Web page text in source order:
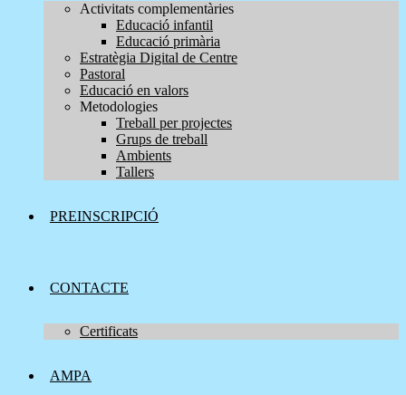
Activitats complementàries
Educació infantil
Educació primària
Estratègia Digital de Centre
Pastoral
Educació en valors
Metodologies
Treball per projectes
Grups de treball
Ambients
Tallers
PREINSCRIPCIÓ
CONTACTE
Certificats
AMPA